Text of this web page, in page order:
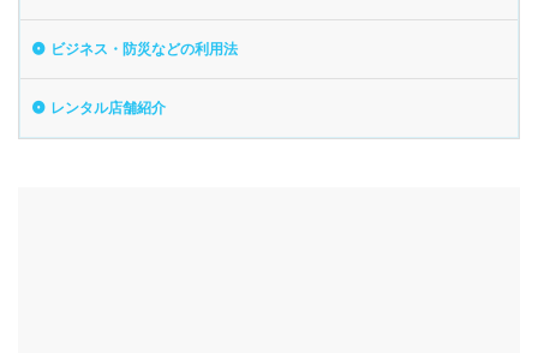
ビジネス・防災などの利用法
レンタル店舗紹介